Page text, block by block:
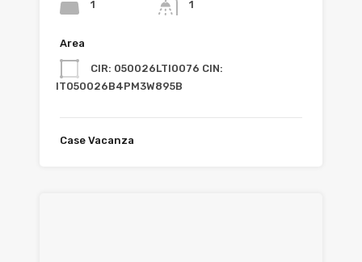
1 1
Area
CIR: 050026LTI0076 CIN:
IT050026B4PM3W895B
Case Vacanza